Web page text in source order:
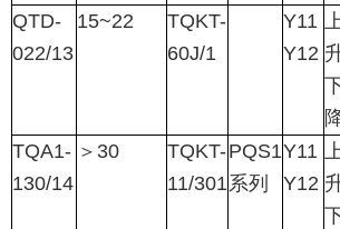
QTD-
022/13
15~22
TQKT-
60J/1
Y11
Y12
TQA1-
130/14
＞ 30
TQKT-
11/301
PQS1
系列
Y11
Y12